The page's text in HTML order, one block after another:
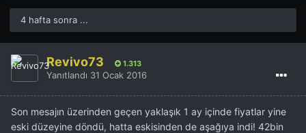
4 hafta sonra ...
Revivo73 1.313
Yanıtlandı 31 Ocak 2016
Son mesajın üzerinden geçen yaklaşık 1 ay içinde fiyatlar yine
eski düzeyine döndü, hatta eskisinden de aşağıya indi! 42bin